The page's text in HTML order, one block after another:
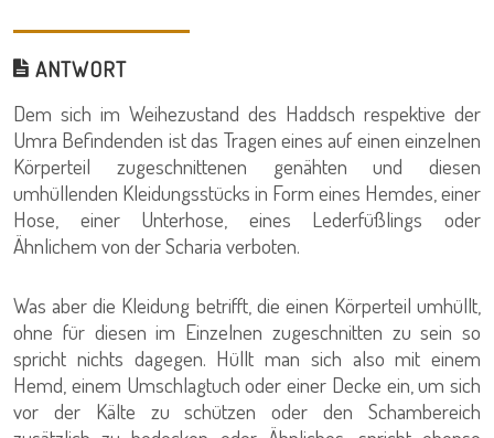
ANTWORT
Dem sich im Weihezustand des Haddsch respektive der
Umra Befindenden ist das Tragen eines auf einen einzelnen
Körperteil zugeschnittenen genähten und diesen
umhüllenden Kleidungsstücks in Form eines Hemdes, einer
Hose, einer Unterhose, eines Lederfüßlings oder
Ähnlichem von der Scharia verboten.
Was aber die Kleidung betrifft, die einen Körperteil umhüllt,
ohne für diesen im Einzelnen zugeschnitten zu sein so
spricht nichts dagegen. Hüllt man sich also mit einem
Hemd, einem Umschlagtuch oder einer Decke ein, um sich
vor der Kälte zu schützen oder den Schambereich